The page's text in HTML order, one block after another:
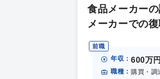
食品メーカー
メーカーでの復
前職
年収： 600万円
職種： 購買・調